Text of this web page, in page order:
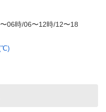
06時/06〜12時/12〜18